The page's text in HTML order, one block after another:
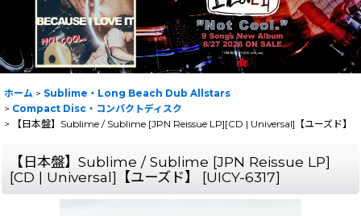
ホーム > Sublime・Long Beach Dub Allstars
> Compact Disc・コンパクトディスク
>
【日本盤】Sublime / Sublime [JPN Reissue LP][CD | Universal]【ユーズド】
【日本盤】Sublime / Sublime [JPN Reissue LP]
[CD | Universal]【ユーズド】
[UICY-6317]